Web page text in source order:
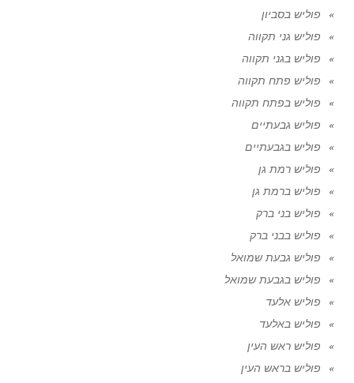
פוליש בסביון
פוליש גני תקווה
פוליש בגני תקווה
פוליש פתח תקווה
פוליש בפתח תקווה
פוליש גבעתיים
פוליש בגבעתיים
פוליש רמת גן
פוליש ברמת גן
פוליש בני ברק
פוליש בבני ברק
פוליש גבעת שמואל
פוליש בגבעת שמואל
פוליש אלעד
פוליש באלעד
פוליש ראש העין
פוליש בראש העין